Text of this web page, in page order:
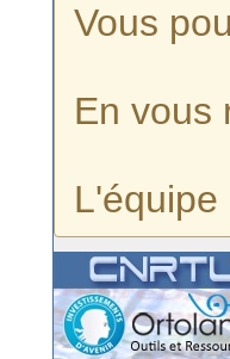
Vous
En vous
L'équipe